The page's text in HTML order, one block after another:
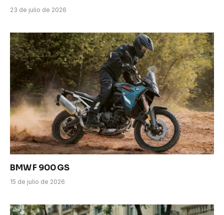
23 de julio de 2026
BMW F 900 GS
15 de julio de 2026